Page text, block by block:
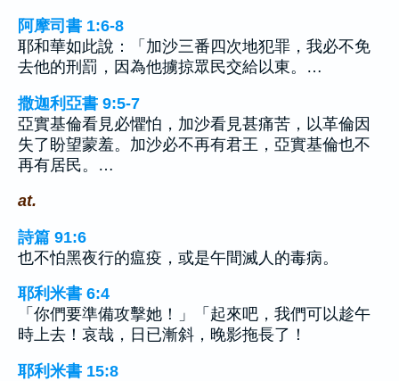
阿摩司書 1:6-8
耶和華如此說：「加沙三番四次地犯罪，我必不免
去他的刑罰，因為他擄掠眾民交給以東。…
撒迦利亞書 9:5-7
亞實基倫看見必懼怕，加沙看見甚痛苦，以革倫因
失了盼望蒙羞。加沙必不再有君王，亞實基倫也不
再有居民。…
at.
詩篇 91:6
也不怕黑夜行的瘟疫，或是午間滅人的毒病。
耶利米書 6:4
「你們要準備攻擊她！」「起來吧，我們可以趁午
時上去！哀哉，日已漸斜，晚影拖長了！
耶利米書 15:8